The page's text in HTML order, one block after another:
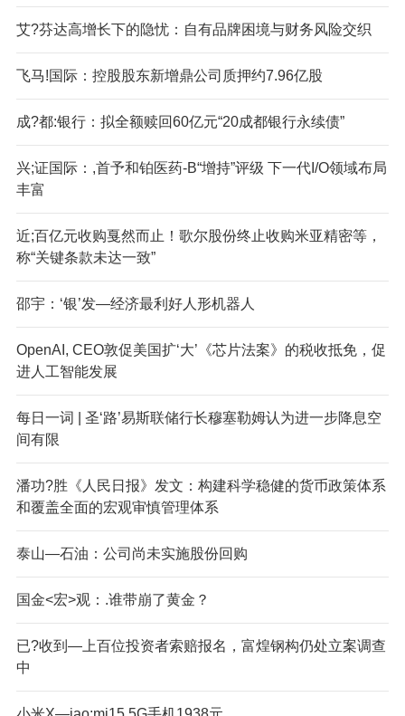
艾?芬达高增长下的隐忧：自有品牌困境与财务风险交织
飞马!国际：控股股东新增鼎公司质押约7.96亿股
成?都:银行：拟全额赎回60亿元“20成都银行永续债”
兴;证国际：,首予和铂医药-B“增持”评级 下一代I/O领域布局
丰富
近;百亿元收购戛然而止！歌尔股份终止收购米亚精密等，
称“关键条款未达一致”
邵宇：‘银’发—经济最利好人形机器人
OpenAI, CEO敦促美国扩‘大’《芯片法案》的税收抵免，促
进人工智能发展
每日一词 | 圣‘路’易斯联储行长穆塞勒姆认为进一步降息空
间有限
潘功?胜《人民日报》发文：构建科学稳健的货币政策体系
和覆盖全面的宏观审慎管理体系
泰山—石油：公司尚未实施股份回购
国金<宏>观：.谁带崩了黄金？
已?收到—上百位投资者索赔报名，富煌钢构仍处立案调查
中